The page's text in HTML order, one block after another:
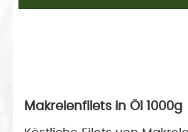
Makrelenfilets in Öl 1000g